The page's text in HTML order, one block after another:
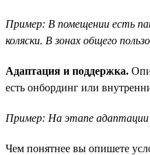
Пример: В помещении есть
коляски. В зонах общего
Адаптация и поддержка.
есть онбординг или
Пример: На этапе адаптации
Чем понятнее вы опишете